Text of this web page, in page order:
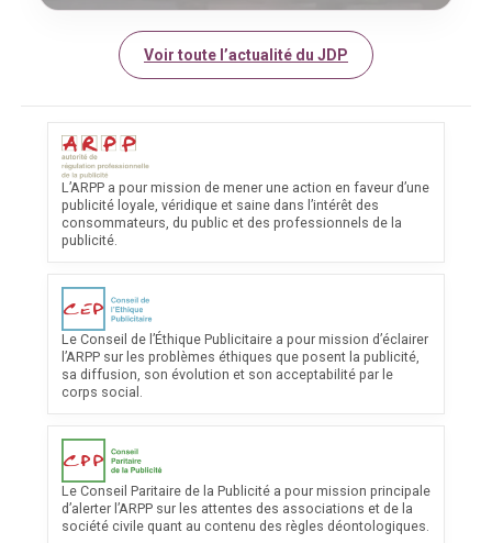
Voir toute l’actualité du JDP
Découvrir : arpp
L’ARPP a pour mission de mener une action en faveur d’une
publicité loyale, véridique et saine dans l’intérêt des
consommateurs, du public et des professionnels de la
publicité.
Découvrir : Le Conseil de l’Éthique Publicitaire a pour
Le Conseil de l’Éthique Publicitaire a pour mission d’éclairer
l’ARPP sur les problèmes éthiques que posent la publicité,
sa diffusion, son évolution et son acceptabilité par le
corps social.
Découvrir : Le Conseil Paritaire de la Publicité a pour
Le Conseil Paritaire de la Publicité a pour mission principale
d’alerter l’ARPP sur les attentes des associations et de la
société civile quant au contenu des règles déontologiques.